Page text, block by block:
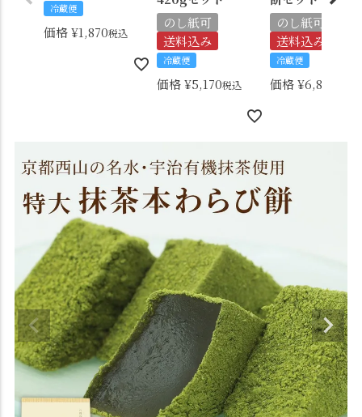
冷蔵便
価格¥1,870税込
のし紙可
送料込み
冷蔵便
価格¥5,170税込
のし紙可
送料込み
冷蔵便
価格¥6,840